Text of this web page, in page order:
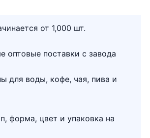
от 1,000 шт.
оптовые поставки с завода
для воды, кофе, чая, пива и
форма, цвет и упаковка на